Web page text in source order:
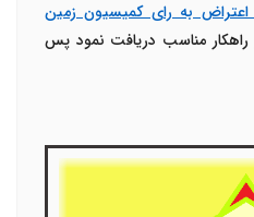
به رای کمیسیون زمین
مناسب دریافت نمود پس